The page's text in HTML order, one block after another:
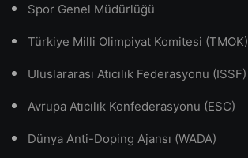
Spor Genel Müdürlüğü
Türkiye Milli Olimpiyat Komitesi (TMOK)
Uluslararası Atıcılık Federasyonu (ISSF)
Avrupa Atıcılık Konfederasyonu (ESC)
Dünya Anti-Doping Ajansı (WADA)